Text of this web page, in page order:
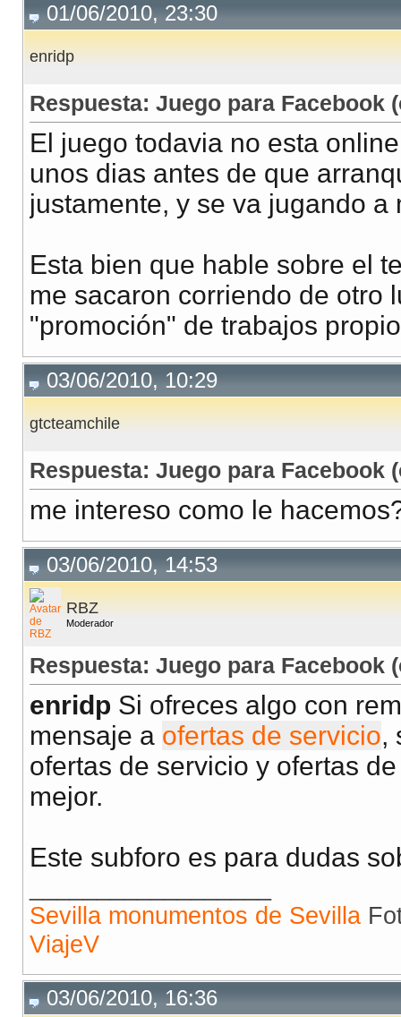
01/06/2010, 23:30
enridp
Respuesta: Juego para Facebook
El juego todavia no esta
unos dias antes de que
justamente, y se va jugando
Esta bien que hable sobre el
me sacaron corriendo de otro
"promoción" de trabajos
03/06/2010, 10:29
gtcteamchile
Respuesta: Juego para Facebook
me intereso como le
03/06/2010, 14:53
RBZ
Moderador
Respuesta: Juego para Facebook
enridp Si ofreces algo con
mensaje a ofertas de servicio,
ofertas de servicio y ofertas
mejor.
Este subforo es para dudas
Sevilla monumentos de Sevilla
ViajeV
03/06/2010, 16:36